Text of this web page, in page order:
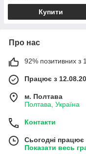
Купити
Про нас
92% позитивних з
Працює з
м. Полтава
Полтава, Україна
Контакти
Сьогодні працює
Показати весь